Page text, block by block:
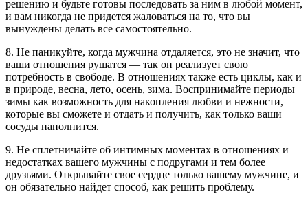
решению и будьте готовы последовать за ним в любой момент,
и вам никогда не придется жаловаться на то, что вы
вынуждены делать все самостоятельно.
8. Не паникуйте, когда мужчина отдаляется, это не значит, что
ваши отношения рушатся — так он реализует свою
потребность в свободе. В отношениях также есть циклы, как и
в природе, весна, лето, осень, зима. Воспринимайте периоды
зимы как возможность для накопления любви и нежности,
которые вы сможете и отдать и получить, как только ваши
сосуды наполнится.
9. Не сплетничайте об интимных моментах в отношениях и
недостатках вашего мужчины с подругами и тем более
друзьями. Открывайте свое сердце только вашему мужчине, и
он обязательно найдет способ, как решить проблему.